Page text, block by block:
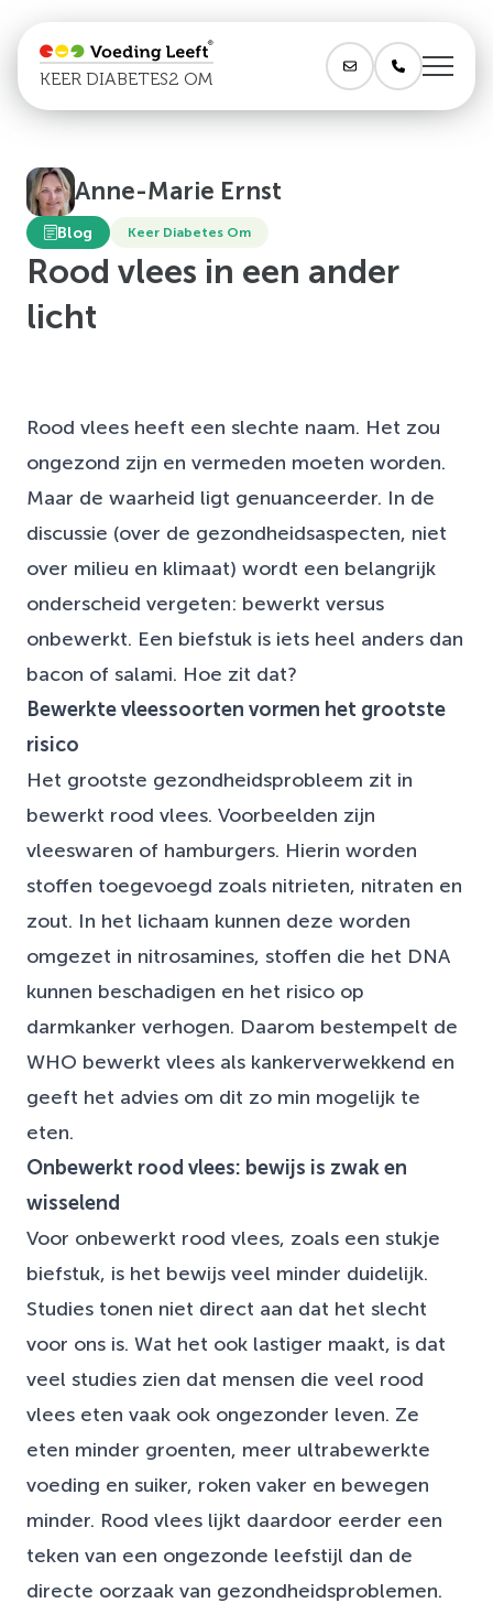
KEER DIABETES2 OM
Anne-Marie Ernst
Blog Keer Diabetes Om
Rood vlees in een ander
licht
Rood vlees heeft een slechte naam. Het zou
ongezond zijn en vermeden moeten worden.
Maar de waarheid ligt genuanceerder. In de
discussie (over de gezondheidsaspecten, niet
over milieu en klimaat) wordt een belangrijk
onderscheid vergeten: bewerkt versus
onbewerkt. Een biefstuk is iets heel anders dan
bacon of salami. Hoe zit dat?
Bewerkte vleessoorten vormen het grootste
risico
Het grootste gezondheidsprobleem zit in
bewerkt rood vlees. Voorbeelden zijn
vleeswaren of hamburgers. Hierin worden
stoffen toegevoegd zoals nitrieten, nitraten en
zout. In het lichaam kunnen deze worden
omgezet in nitrosamines, stoffen die het DNA
kunnen beschadigen en het risico op
darmkanker verhogen. Daarom bestempelt de
WHO bewerkt vlees als kankerverwekkend en
geeft het advies om dit zo min mogelijk te
eten.
Onbewerkt rood vlees: bewijs is zwak en
wisselend
Voor onbewerkt rood vlees, zoals een stukje
biefstuk, is het bewijs veel minder duidelijk.
Studies tonen niet direct aan dat het slecht
voor ons is. Wat het ook lastiger maakt, is dat
veel studies zien dat mensen die veel rood
vlees eten vaak ook ongezonder leven. Ze
eten minder groenten, meer ultrabewerkte
voeding en suiker, roken vaker en bewegen
minder. Rood vlees lijkt daardoor eerder een
teken van een ongezonde leefstijl dan de
directe oorzaak van gezondheidsproblemen.